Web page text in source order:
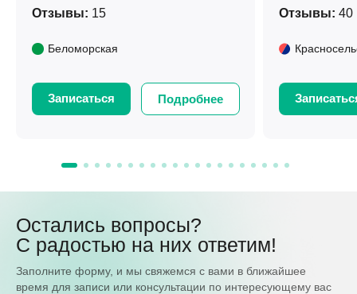
Отзывы: 15
Беломорская
Записаться Подробнее
Отзывы: 40
Остались вопросы?
С радостью на них ответим!
Заполните форму, и мы свяжемся с вами в ближайшее
время для записи или консультации по интересующему вас